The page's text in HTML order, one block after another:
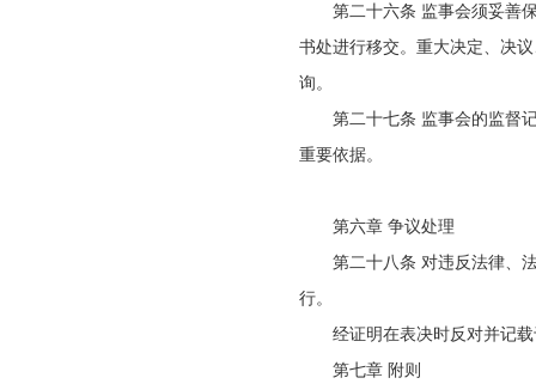
第二十六条 监事会须妥善
书处进行移交。重大决定、决
询。
第二十七条 监事会的监督
重要依据。
第六章 争议处理
第二十八条 对违反法律、
行。
经证明在表决时反对并记
第七章 附则